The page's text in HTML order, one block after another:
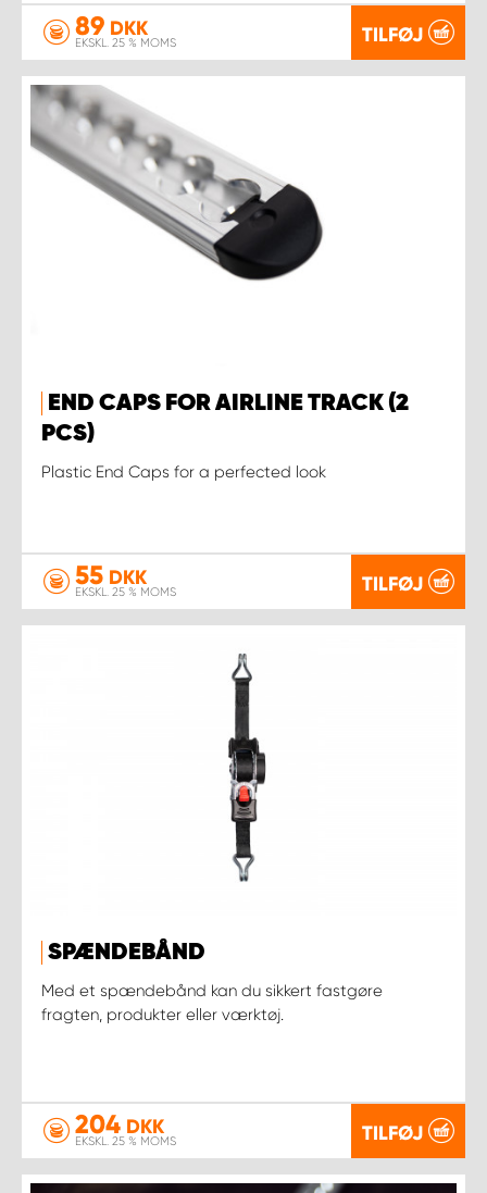
89 DKK
EKSKL. 25 % MOMS TILFØJ
END CAPS FOR AIRLINE TRACK (2
PCS)
Plastic End Caps for a perfected look
55 DKK
EKSKL. 25 % MOMS TILFØJ
SPÆNDEBÅND
Med et spændebånd kan du sikkert fastgøre
fragten, produkter eller værktøj.
204 DKK
EKSKL. 25 % MOMS TILFØJ